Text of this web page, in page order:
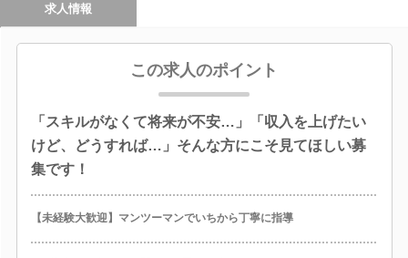
求人情報
この求人のポイント
「スキルがなくて将来が不安…」「収入を上げたい
けど、どうすれば…」そんな方にこそ見てほしい募
集です！
【未経験大歓迎】マンツーマンでいちから丁寧に指導